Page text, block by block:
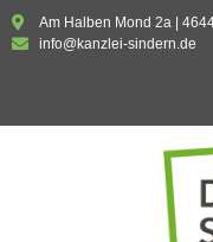
Am Halben Mond 2a |
info@kanzlei-sindern.de